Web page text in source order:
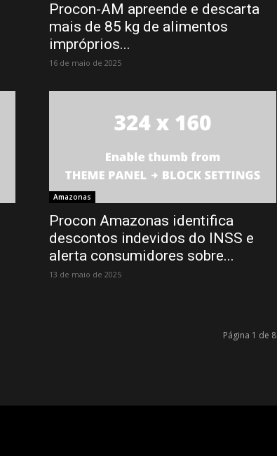
Procon-AM apreende e descarta
mais de 85 kg de alimentos
impróprios...
16 de maio de 2025
Amazonas
Procon Amazonas identifica
descontos indevidos do INSS e
alerta consumidores sobre...
13 de maio de 2025
Página 1 de 8